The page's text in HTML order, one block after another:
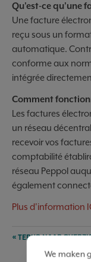
Qu'est-ce qu'une
Une facture
reçu sous un
automatique.
conforme aux
intégrée
Comment
Les factures
un réseau
recevoir vos
comptabilité
réseau Peppol
également
Plus d'information
« TERUG NAAR
We maken